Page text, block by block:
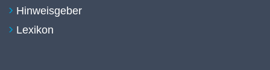
Hinweisgeber
Lexikon